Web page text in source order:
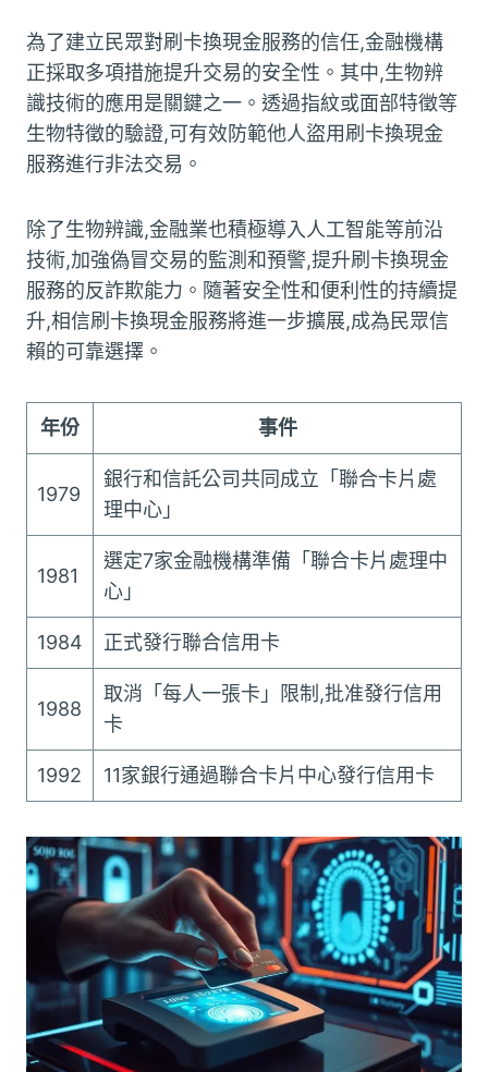
為了建立民眾對刷卡換現金服務的信任,金融機構
正採取多項措施提升交易的安全性。其中,生物辨
識技術的應用是關鍵之一。透過指紋或面部特徵等
生物特徵的驗證,可有效防範他人盜用刷卡換現金
服務進行非法交易。
除了生物辨識,金融業也積極導入人工智能等前沿
技術,加強偽冒交易的監測和預警,提升刷卡換現金
服務的反詐欺能力。隨著安全性和便利性的持續提
升,相信刷卡換現金服務將進一步擴展,成為民眾信
賴的可靠選擇。
年份 事件
1979
銀行和信託公司共同成立「聯合卡片處
理中心」
1981
選定7家金融機構準備「聯合卡片處理中
心」
1984 正式發行聯合信用卡
1988
取消「每人一張卡」限制,批准發行信用
卡
1992 11家銀行通過聯合卡片中心發行信用卡